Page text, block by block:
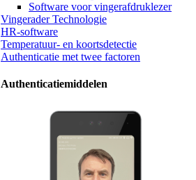
Software voor vingerafdruklezer
Vingerader Technologie
HR-software
Temperatuur- en koortsdetectie
Authenticatie met twee factoren
Authenticatiemiddelen